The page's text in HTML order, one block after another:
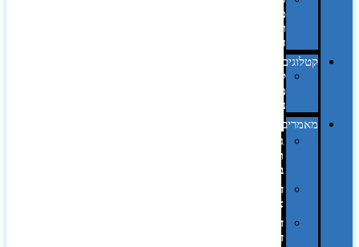
מחשב
וציוד
היקפי
קטלוגים
קטלוג
מוצרי
נייר
מאמרים
גימורים
והשבחות
בדפוס
דפוס
אופסט
דפוס
דיגיטלי